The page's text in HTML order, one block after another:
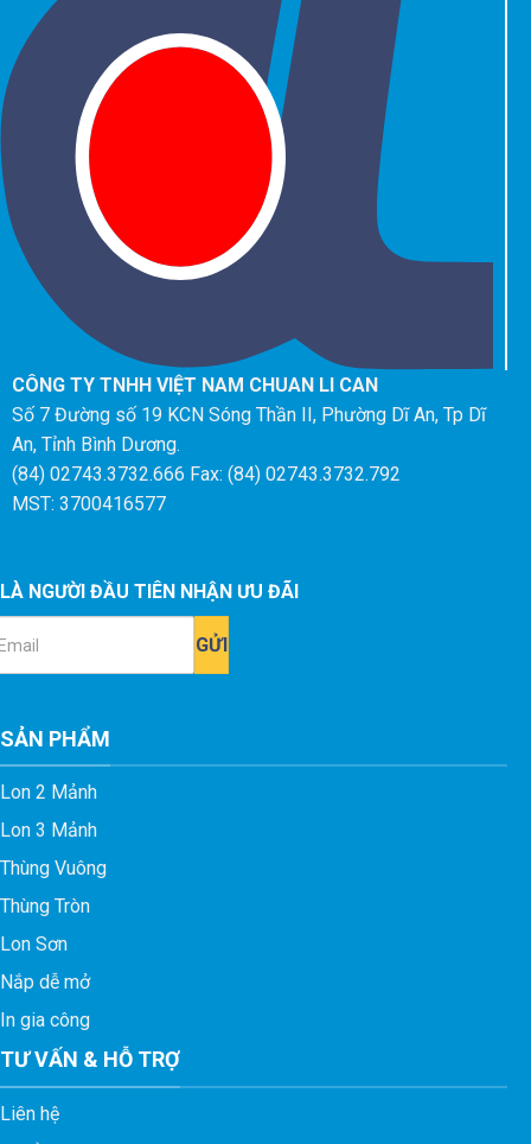
CÔNG TY TNHH VIỆT NAM CHUAN LI CAN
Số 7 Đường số 19 KCN Sóng Thần II, Phường Dĩ An, Tp Dĩ
An, Tỉnh Bình Dương.
(84) 02743.3732.666 Fax: (84) 02743.3732.792
MST: 3700416577
LÀ NGƯỜI ĐẦU TIÊN NHẬN ƯU ĐÃI
SẢN PHẨM
Lon 2 Mảnh
Lon 3 Mảnh
Thùng Vuông
Thùng Tròn
Lon Sơn
Nắp dễ mở
In gia công
TƯ VẤN & HỖ TRỢ
Liên hệ